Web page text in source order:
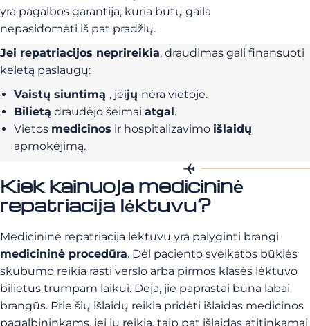
yra pagalbos garantija, kuria būtų gaila
nepasidomėti iš pat pradžių.
Jei repatriacijos neprireikia, draudimas gali finansuoti
keletą paslaugų:
Vaistų siuntimą , jeijų nėra vietoje.
Bilietą draudėjo šeimai atgal.
Vietos medicinos ir hospitalizavimo išlaidų
apmokėjimą.
Kiek kainuoja medicininė
repatriacija lėktuvu?
Medicininė repatriacija lėktuvu yra palyginti brangi
medicininė procedūra. Dėl paciento sveikatos būklės
skubumo reikia rasti verslo arba pirmos klasės lėktuvo
bilietus trumpam laikui. Deja, jie paprastai būna labai
brangūs. Prie šių išlaidų reikia pridėti išlaidas medicinos
pagalbininkams, jei jų reikia, taip pat išlaidas atitinkamai